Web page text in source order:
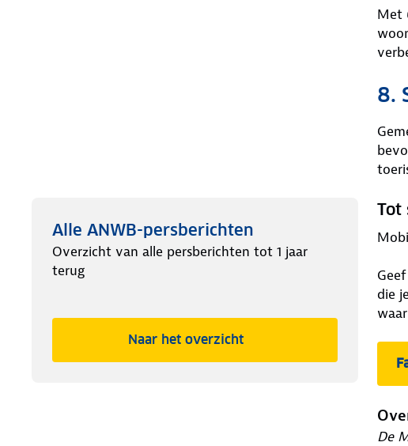
Met
8.
Alle ANWB-persberichten
Overzicht van alle persberichten tot 1 jaar
terug
Naar het overzicht
Tot
die
De